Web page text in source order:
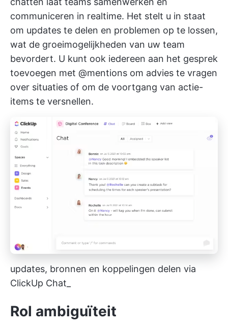
communiceren in realtime. Het stelt u in staat
om updates te delen en problemen op te lossen,
wat de groeimogelijkheden van uw team
bevordert. U kunt ook iedereen aan het gesprek
toevoegen met @mentions om advies te vragen
over situaties of om de voortgang van actie-
items te versnellen.
updates, bronnen en koppelingen delen via
ClickUp Chat_
Rol ambiguïteit